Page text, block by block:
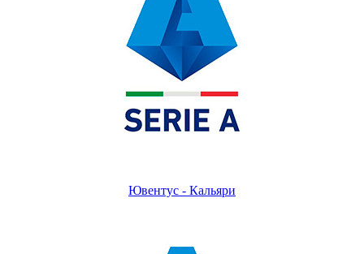
Ювентус - Кальяри